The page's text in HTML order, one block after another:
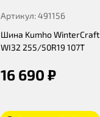
Артикул: 491156
Шина Kumho WinterCraft
WI32 255/50R19 107T
16 690 ₽